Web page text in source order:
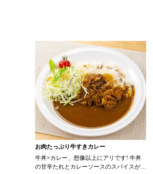
お肉たっぷり牛すきカレー
牛丼×カレー、想像以上にアリです! 牛丼
の甘辛たれとカレーソースのスパイスが新